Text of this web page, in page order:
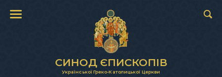
СИНОД ЄПИСКОПІВ
Української Греко-Католицької Церкви